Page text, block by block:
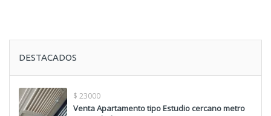
DESTACADOS
$ 23000
Venta Apartamento tipo Estudio cercano metro